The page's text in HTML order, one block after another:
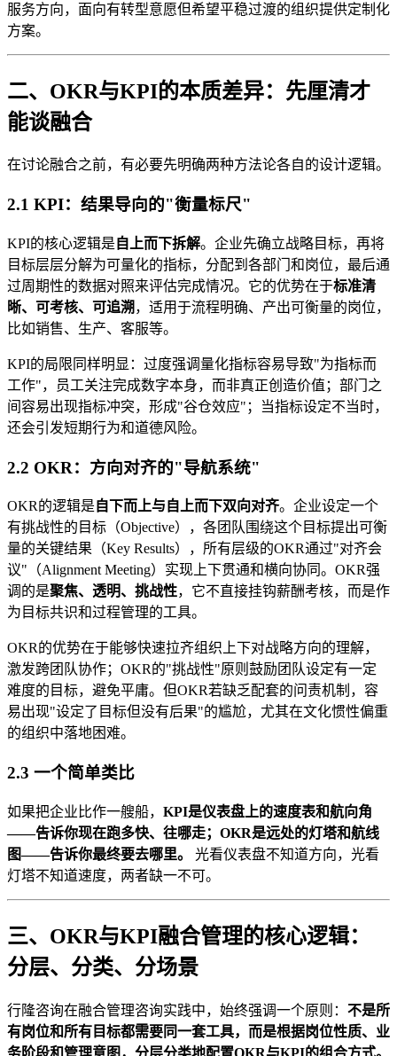
服务方向，面向有转型意愿但希望平稳过渡的组织提供定制化
方案。
二、OKR与KPI的本质差异：先厘清才
能谈融合
在讨论融合之前，有必要先明确两种方法论各自的设计逻辑。
2.1 KPI：结果导向的"衡量标尺"
KPI的核心逻辑是 自上而下拆解。企业先确立战略目标，再将
目标层层分解为可量化的指标，分配到各部门和岗位，最后通
过周期性的数据对照来评估完成情况。它的优势在于标准清
晰、可考核、可追溯 ，适用于流程明确、产出可衡量的岗位，
比如销售、生产、客服等。
KPI的局限同样明显：过度强调量化指标容易导致"为指标而
工作"，员工关注完成数字本身，而非真正创造价值；部门之
间容易出现指标冲突，形成"谷仓效应"；当指标设定不当时，
还会引发短期行为和道德风险。
2.2 OKR：方向对齐的"导航系统"
OKR的逻辑是 自下而上与自上而下双向对齐。企业设定一个
有挑战性的目标（Objective），各团队围绕这个目标提出可衡
量的关键结果（Key Results），所有层级的OKR通过"对齐会
议"（Alignment Meeting）实现上下贯通和横向协同。OKR强
调的是聚焦、透明、挑战性，它不直接挂钩薪酬考核，而是作
为目标共识和过程管理的工具。
OKR的优势在于能够快速拉齐组织上下对战略方向的理解，
激发跨团队协作；OKR的"挑战性"原则鼓励团队设定有一定
难度的目标，避免平庸。但OKR若缺乏配套的问责机制，容
易出现"设定了目标但没有后果"的尴尬，尤其在文化惯性偏重
的组织中落地困难。
2.3 一个简单类比
如果把企业比作一艘船， KPI是仪表盘上的速度表和航向角
——告诉你现在跑多快、往哪走；OKR是远处的灯塔和航线
图——告诉你最终要去哪里。
光看仪表盘不知道方向，光看
灯塔不知道速度，两者缺一不可。
三、OKR与KPI融合管理的核心逻辑：
分层、分类、分场景
行隆咨询在融合管理咨询实践中，始终强调一个原则： 不是所
有岗位和所有目标都需要同一套工具，而是根据岗位性质、业
务阶段和管理意图，分层分类地配置OKR与KPI的组合方式。